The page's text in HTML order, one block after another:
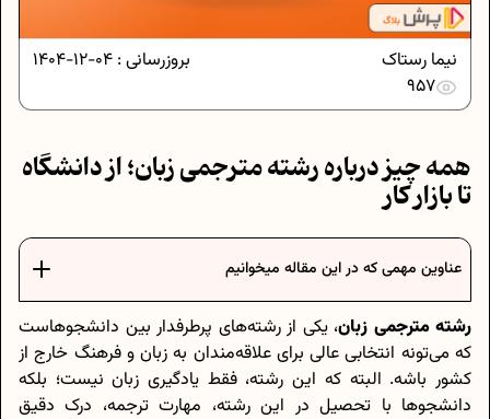
بروزرسانی : 04-12-1404
نیما رستاک
957
همه چیز درباره رشته مترجمی زبان؛ از دانشگاه
تا بازار کار
عناوین مهمی که در این مقاله میخوانیم
رشته مترجمی زبان، یکی از رشته‌های پرطرفدار بین دانشجوهاست
که می‌تونه انتخابی عالی برای علاقه‌مندان به زبان و فرهنگ خارج از
کشور باشه. البته که این رشته، فقط یادگیری زبان نیست؛ بلکه
دانشجوها با تحصیل در این رشته، مهارت ترجمه، درک دقیق